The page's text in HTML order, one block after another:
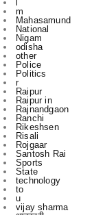
m
Mahasamund
National
Nigam
odisha
other
Police
Politics
r
Raipur
Raipur in
Rajnandgaon
Ranchi
Rikeshsen
Risali
Rojgaar
Santosh Rai
Sports
State
technology
to
u
vijay sharma